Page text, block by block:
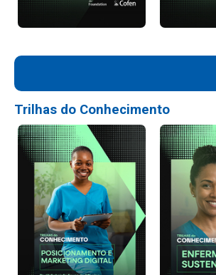
Trilhas do Conhecimento